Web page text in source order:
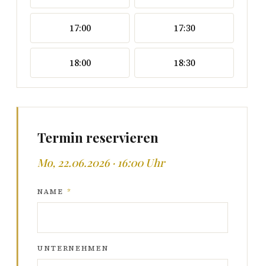
17:00 17:30
18:00 18:30
Termin reservieren
Mo, 22.06.2026 · 16:00 Uhr
NAME *
UNTERNEHMEN